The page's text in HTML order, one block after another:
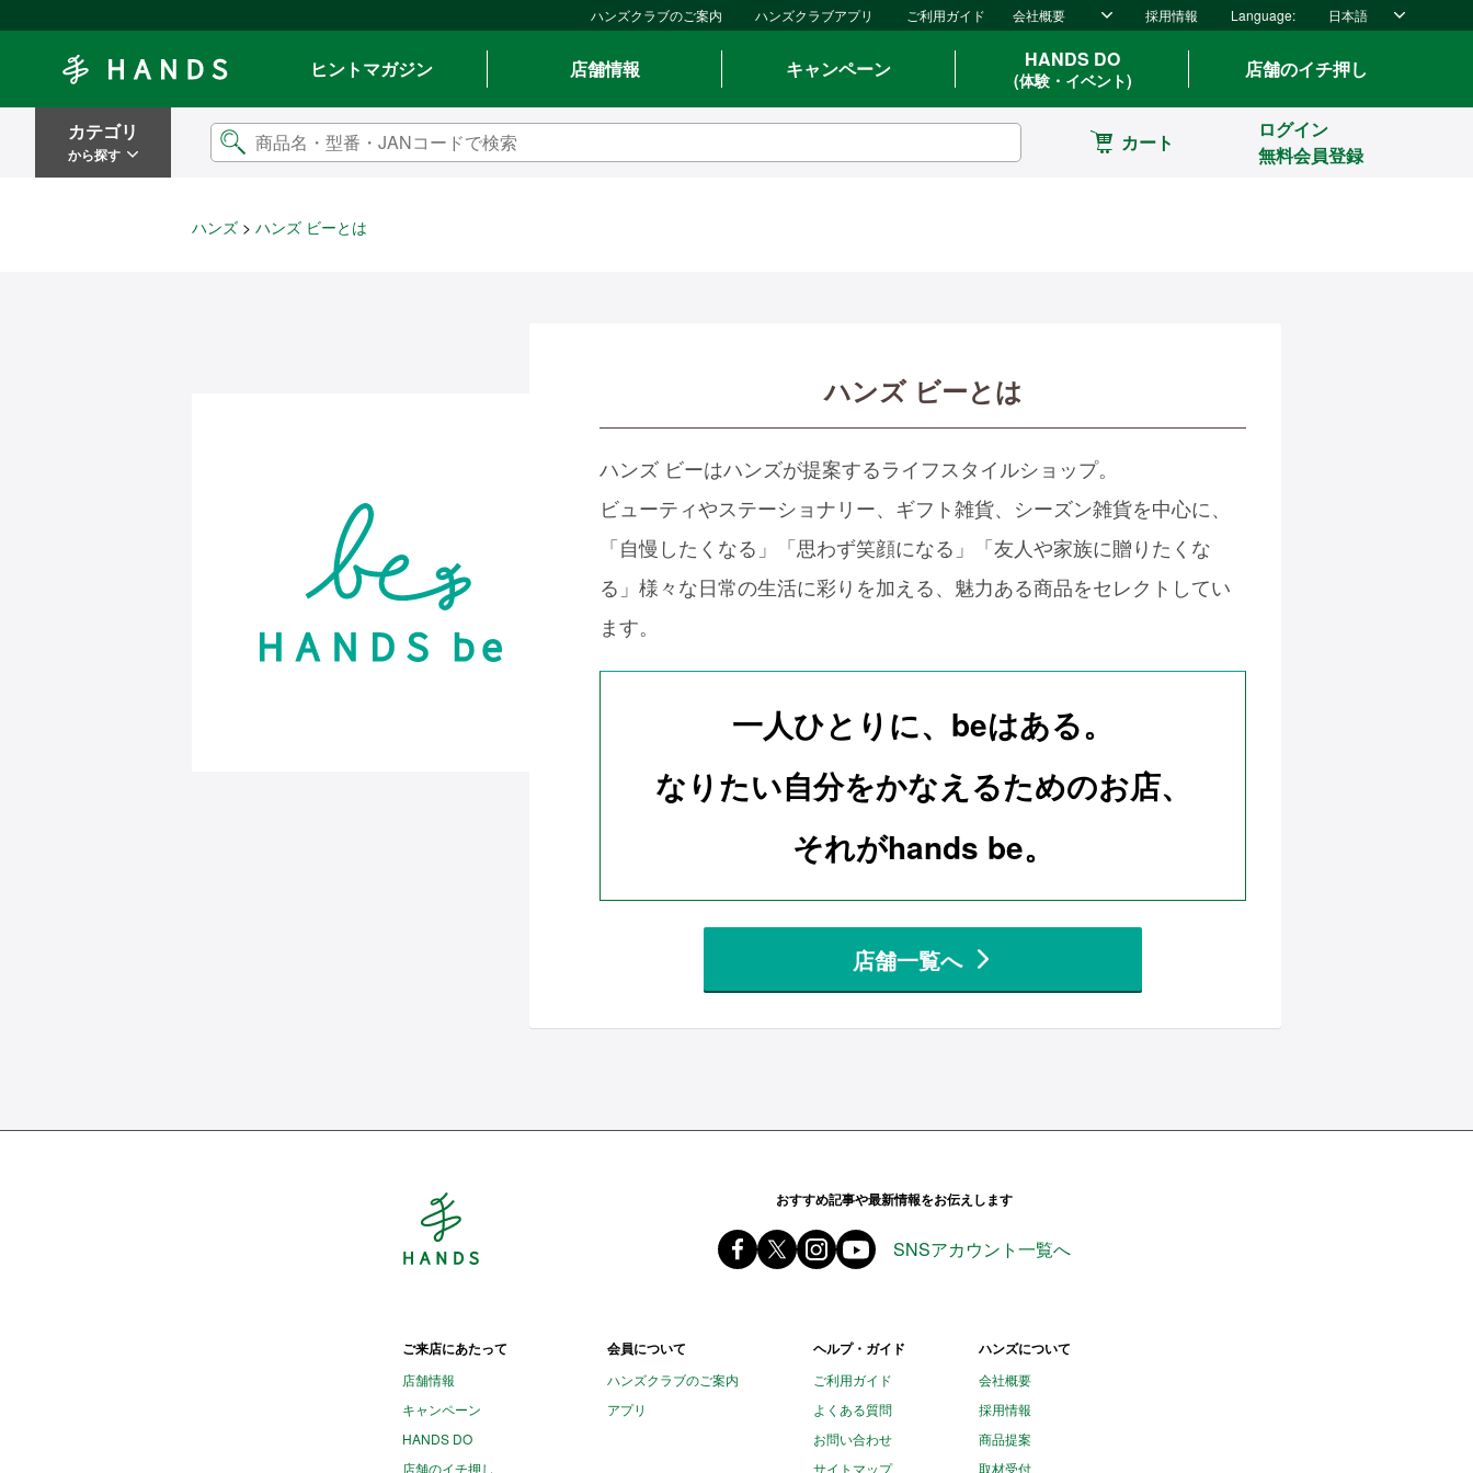
ハンズクラブのご案内 ハンズクラブアプリ ご利用ガイド 会社概要 採用情報 Language: 日本語
ヒントマガジン
店舗情報 キャンペーン HANDS DO
(体験・イベント) 店舗のイチ押し
カテゴリ
から探す カート
ログイン
無料会員登録
ハンズ ハンズ ビーとは
ハンズ ビーとは
ハンズ ビーはハンズが提案するライフスタイルショップ。
ビューティやステーショナリー、ギフト雑貨、シーズン雑貨を中心に、
「自慢したくなる」「思わず笑顔になる」「友人や家族に贈りたくな
る」様々な日常の生活に彩りを加える、魅力ある商品をセレクトしてい
ます。
一人ひとりに、beはある。
なりたい自分をかなえるためのお店、
それがhands be。
店舗一覧へ
おすすめ記事や最新情報をお伝えします
Facebook ハンズ公式ファンページ
X(旧 twitter) @Hands_official_
instagram @tokyuhandsinc
youtube
SNSアカウント一覧へ
ご来店にあたって
店舗情報
キャンペーン
HANDS DO
店舗のイチ押し
会員について
ハンズクラブのご案内
アプリ
ヘルプ・ガイド
ご利用ガイド
よくある質問
お問い合わせ
サイトマップ
ハンズについて
会社概要
採用情報
商品提案
取材受付